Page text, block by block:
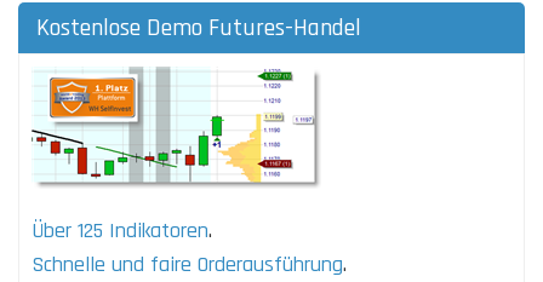
Kostenlose Demo Futures-Handel
Über 125 Indikatoren.
Schnelle und faire Orderausführung.